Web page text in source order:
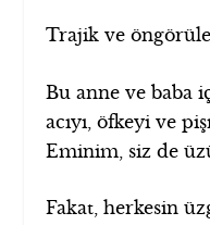
Trajik ve
Bu anne ve baba
acıyı, öfkeyi ve
Eminim, siz de
Fakat, herkesin